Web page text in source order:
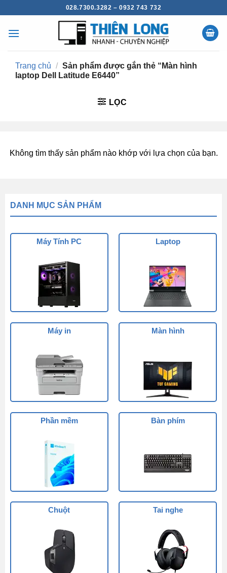
nội
028.7300.3282 – 0932 743 732
Trang chủ / Sản phẩm được gắn thẻ “Màn hình
laptop Dell Latitude E6440”
LỌC
Không tìm thấy sản phẩm nào khớp với lựa chọn của bạn.
DANH MỤC SẢN PHẨM
Máy Tính PC Laptop
Máy in Màn hình
Phần mềm Bàn phím
Chuột Tai nghe